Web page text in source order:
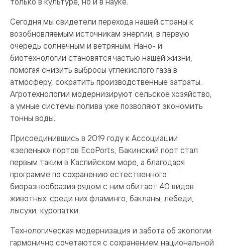
Сегодня мы свидетели перехода нашей страны к
возобновляемым источникам энергии, в первую
очередь солнечным и ветряным. Нано- и
биотехнологии становятся частью нашей жизни,
помогая снизить выбросы углекислого газа в
атмосферу, сократить производственные затраты.
Агротехнологии модернизируют сельское хозяйство,
а умные системы полива уже позволяют экономить
тонны воды.
Присоединившись в 2019 году к Ассоциации
«зеленых» портов EcoPorts, Бакинский порт стал
первым таким в Каспийском море, а благодаря
программе по сохранению естественного
биоразнообразия рядом с ним обитает 40 видов
животных: среди них фламинго, бакланы, лебеди,
лысухи, куропатки.
Технологическая модернизация и забота об экологии
гармонично сочетаются с сохранением национальной